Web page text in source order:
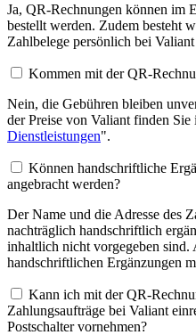
Ja, QR-Rechnungen können im
bestellt werden. Zudem besteht
Zahlbelege persönlich bei
Kommen mit der QR-
Nein, die Gebühren bleiben
der Preise von Valiant finden
Dienstleistungen".
Können handschriftliche
angebracht werden?
Der Name und die Adresse des
nachträglich handschriftlich
inhaltlich nicht vorgegeben sind.
handschriftlichen Ergänzungen
Kann ich mit der QR-
Zahlungsaufträge bei Valiant
Postschalter vornehmen?